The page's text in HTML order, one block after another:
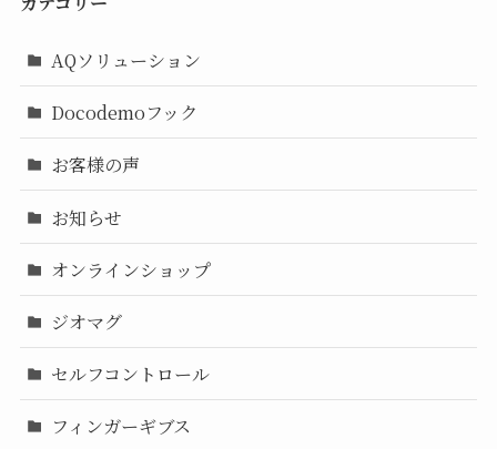
AQソリューション
Docodemoフック
お客様の声
お知らせ
オンラインショップ
ジオマグ
セルフコントロール
フィンガーギブス